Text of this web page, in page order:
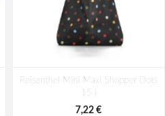
Reisenthel Mini Maxi Shopper Dots
15 l
7,22 €